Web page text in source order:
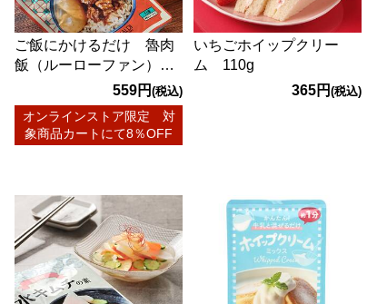
ご飯にかけるだけ 魯肉
飯（ルーローファン）
559円(税込)
オンラインストア限定 対
象商品カートにて8％OFF
いちごホイップクリー
ム 110g
365円 (税込)